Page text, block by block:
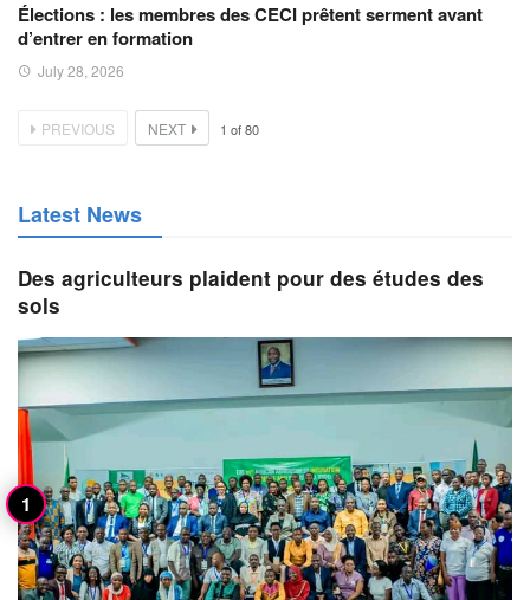
Élections : les membres des CECI prêtent serment avant
d’entrer en formation
July 28, 2026
PREVIOUS NEXT 1 of80
Latest News
Des agriculteurs plaident pour des études des
sols